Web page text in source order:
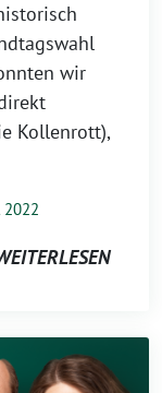
wir
Kollenrott),
2022